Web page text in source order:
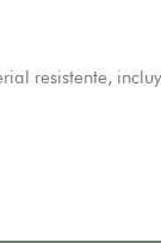
resistente,